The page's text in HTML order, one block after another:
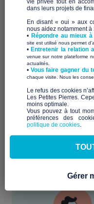
Qu'est-ce que
crowdfunding, aussi
participativeou
permet au grand public,
financièrement une idée
l’intermédiaire d’une
classique.C’est unmode
en relation des porteurs
potentiels. La spécificité
lever des fonds à
financer un projet. Il
artistique, de tester un
une entreprise, ou
dans leurs projets de
En disant « oui » aux
nous aidez notamment à
• Répondre au mieux
site est utilisé nous permet
•Entretenir la relation
venue sur notre plateforme
actualités.
​• Vous faire gagner du
chaque visite. Nous les
​Le refus des cookies
Les Petites Pierres.
moins optimale.​
Vous pouvez à tout
préférences des
politique de cookies
Gérer